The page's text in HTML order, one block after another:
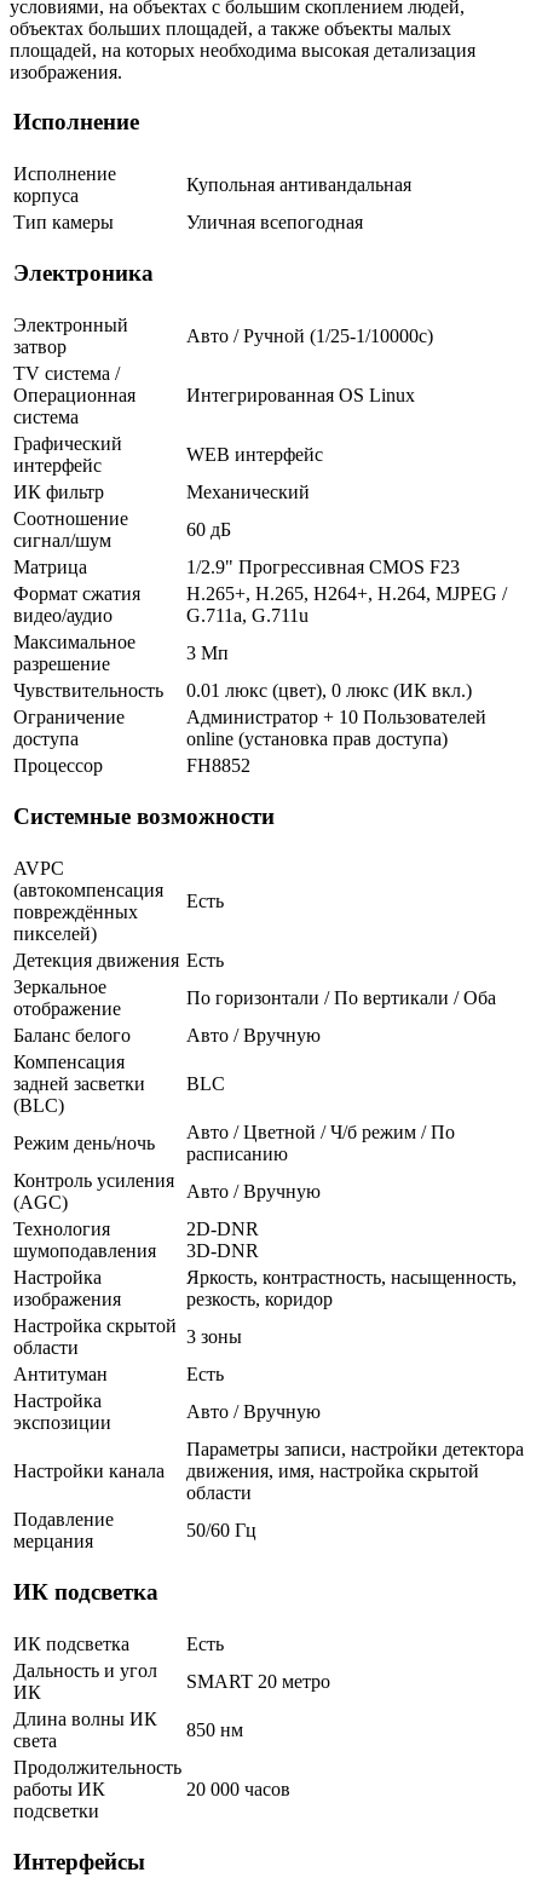
условиями, на объектах с большим скоплением людей,
объектах больших площадей, а также объекты малых
площадей, на которых необходима высокая детализация
изображения.
Исполнение
Исполнение
корпуса
Купольная антивандальная
Тип камеры
Уличная всепогодная
Электроника
Электронный
затвор
Авто / Ручной (1/25-1/10000c)
TV система /
Операционная
система
Интегрированная OS Linux
Графический
интерфейс
WEB интерфейс
ИК фильтр
Механический
Соотношение
сигнал/шум
60 дБ
Матрица
1/2.9" Прогрессивная CMOS F23
Формат сжатия
видео/аудио
H.265+, H.265, H264+, H.264, MJPEG /
G.711a, G.711u
Максимальное
разрешение
3 Мп
Чувствительность
0.01 люкс (цвет), 0 люкс (ИК вкл.)
Ограничение
доступа
Администратор + 10 Пользователей
online (установка прав доступа)
Процессор
FH8852
Системные возможности
AVPC
(автокомпенсация
повреждённых
пикселей)
Есть
Детекция движения Есть
Зеркальное
отображение
По горизонтали / По вертикали / Оба
Баланс белого
Авто / Вручную
Компенсация
задней засветки
(BLC)
BLC
Режим день/ночь
Авто / Цветной / Ч/б режим / По
расписанию
Контроль усиления
(AGC)
Авто / Вручную
Технология
шумоподавления
2D-DNR
3D-DNR
Настройка
изображения
Яркость, контрастность, насыщенность,
резкость, коридор
Настройка скрытой
области
3 зоны
Антитуман
Есть
Настройка
экспозиции
Авто / Вручную
Настройки канала
Параметры записи, настройки детектора
движения, имя, настройка скрытой
области
Подавление
мерцания
50/60 Гц
ИК подсветка
ИК подсветка
Есть
Дальность и угол
ИК
SMART 20 метро
Длина волны ИК
света
850 нм
Продолжительность
работы ИК
подсветки
20 000 часов
Интерфейсы